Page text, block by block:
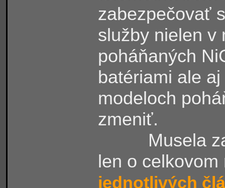
zabezpečovať
služby nielen v
poháňaných
batériami ale aj
modeloch
zmeniť.
Musela
len o
jednotlivých